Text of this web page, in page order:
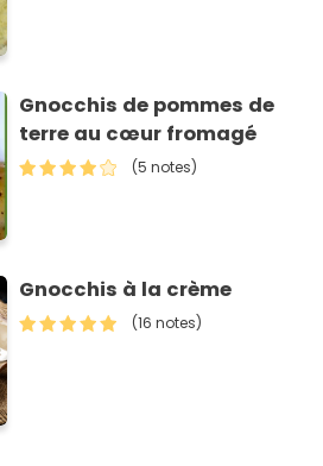
Gnocchis de pommes de
terre au cœur fromagé
(5 notes)
Gnocchis à la crème
(16 notes)